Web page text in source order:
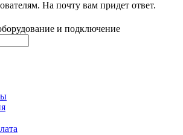
На почту вам придет ответ.
и подключение